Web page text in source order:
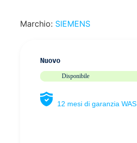
Marchio: SIEMENS
Nuovo
Disponibile
12 mesi di garanzia WAS